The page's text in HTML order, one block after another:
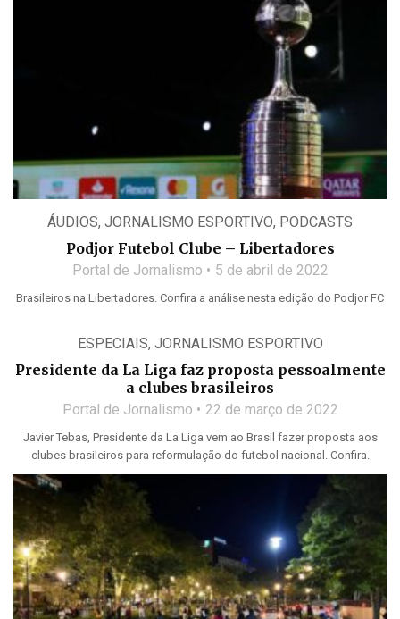
ÁUDIOS, JORNALISMO ESPORTIVO, PODCASTS
Podjor Futebol Clube – Libertadores
Portal de Jornalismo 5 de abril de 2022
Brasileiros na Libertadores. Confira a análise nesta edição do Podjor FC
ESPECIAIS, JORNALISMO ESPORTIVO
Presidente da La Liga faz proposta pessoalmente
a clubes brasileiros
Portal de Jornalismo 22 de março de 2022
Javier Tebas, Presidente da La Liga vem ao Brasil fazer proposta aos
clubes brasileiros para reformulação do futebol nacional. Confira.